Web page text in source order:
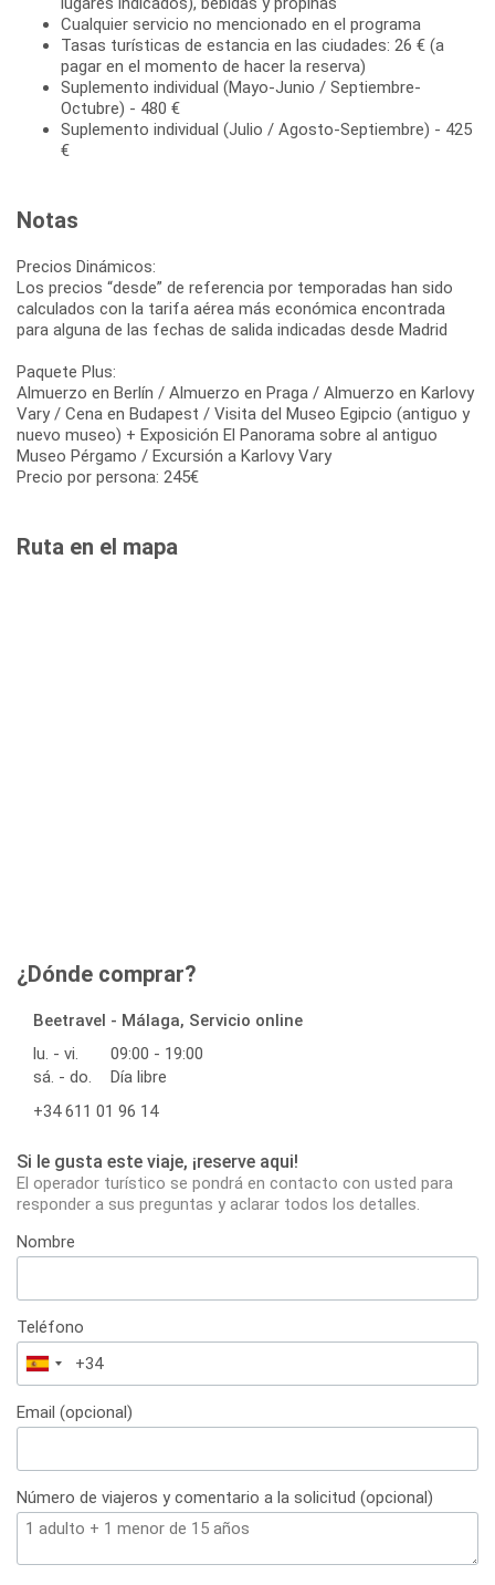
Cualquier servicio no mencionado en el programa
Tasas turísticas de estancia en las ciudades: 26 € (a
pagar en el momento de hacer la reserva)
Suplemento individual (Mayo-Junio / Septiembre-
Octubre) - 480 €
Suplemento individual (Julio / Agosto-Septiembre) - 425
€
Notas
Precios Dinámicos:
Los precios “desde” de referencia por temporadas han sido
calculados con la tarifa aérea más económica encontrada
para alguna de las fechas de salida indicadas desde Madrid
Paquete Plus:
Almuerzo en Berlín / Almuerzo en Praga / Almuerzo en Karlovy
Vary / Cena en Budapest / Visita del Museo Egipcio (antiguo y
nuevo museo) + Exposición El Panorama sobre al antiguo
Museo Pérgamo / Excursión a Karlovy Vary
Precio por persona: 245€
Ruta en el mapa
¿Dónde comprar?
Beetravel - Málaga, Servicio online
lu. - vi.
09:00 - 19:00
sá. - do.
Día libre
+34 611 01 96 14
Si le gusta este viaje, ¡reserve aqui!
El operador turístico se pondrá en contacto con usted para
responder a sus preguntas y aclarar todos los detalles.
Nombre
Teléfono
España
+34
Email (opcional)
Número de viajeros y comentario a la solicitud (opcional)